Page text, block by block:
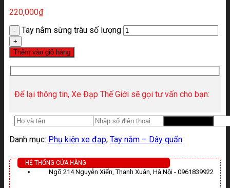
220,000₫
Tay nắm sừng trâu số lượng
Thêm vào giỏ hàng
Để lại thông tin, Xe Đạp Thế Giới sẽ gọi tư vấn cho bạn:
Danh mục: Phụ kiện xe đạp, Tay nắm – Dây quấn
HỆ THỐNG CỬA HÀNG
Ngõ 214 Nguyễn Xiển, Thanh Xuân, Hà Nội - 0961839922